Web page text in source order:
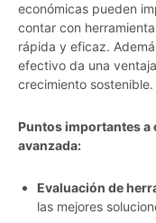
económicas pueden
contar con
rápida y eficaz.
efectivo da una
crecimiento sostenible.
Puntos importantes
avanzada:
Evaluación de
las mejores